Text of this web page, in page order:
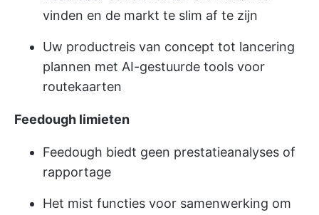
vinden en de markt te slim af te zijn
Uw productreis van concept tot lancering
plannen met AI-gestuurde tools voor
routekaarten
Feedough limieten
Feedough biedt geen prestatieanalyses of
rapportage
Het mist functies voor samenwerking om